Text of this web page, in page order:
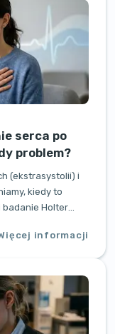
serca po
problem?
(ekstrasystolii) i
kiedy to
badanie Holter
informacji